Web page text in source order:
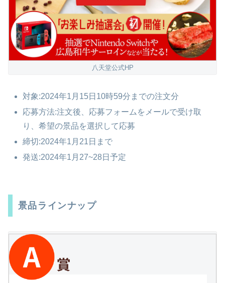
八天堂公式HP
対象:2024年1月15日10時59分までの注文分
応募方法:注文後、応募フォームをメールで受け取
り、希望の景品を選択して応募
締切:2024年1月21日まで
発送:2024年1月27~28日予定
景品ラインナップ